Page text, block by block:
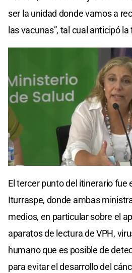
ser la unidad donde vamos a
las vacunas”, tal cual anticipó
El tercer punto del itinerario fue
Iturraspe, donde ambas
medios, en particular sobre el
aparatos de lectura de VPH,
humano que es posible de
para evitar el desarrollo del